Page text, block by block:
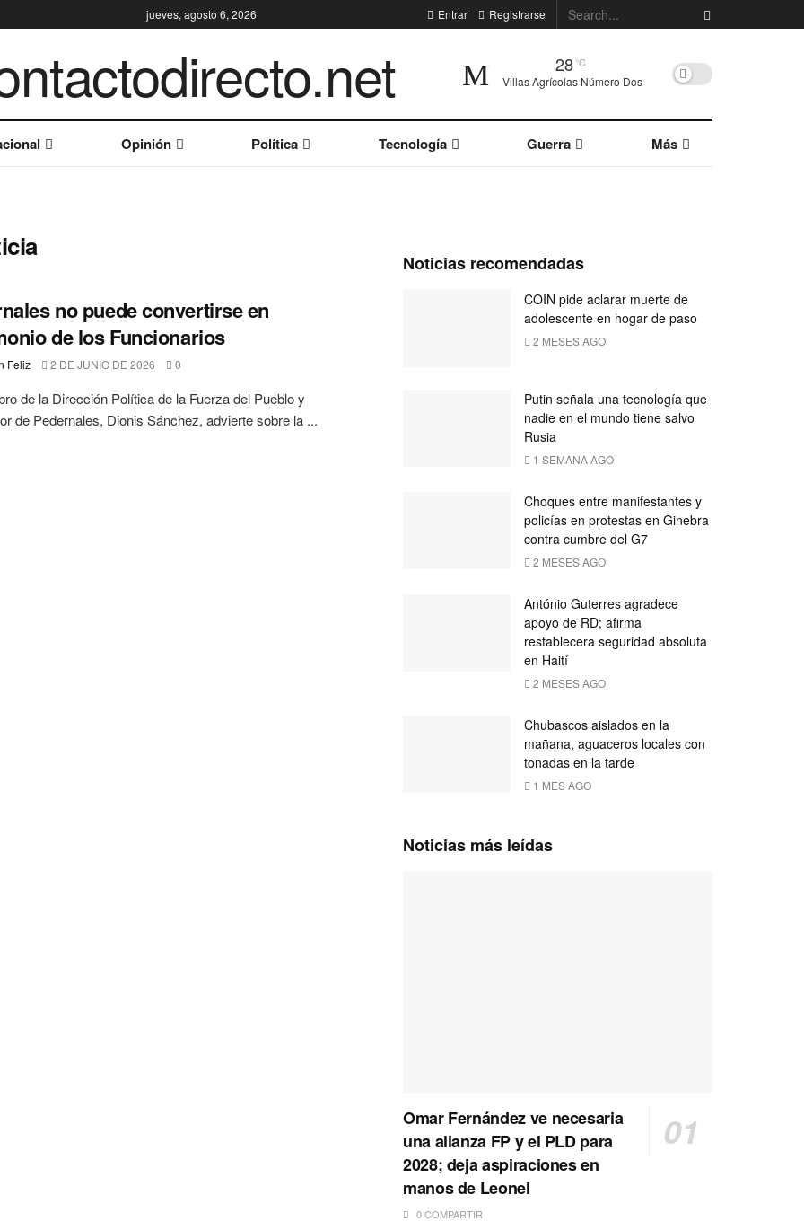
jueves, agosto 6, 2026 Entrar Registrarse
28°C
Villas Agrícolas Número Dos
Opinión Política Tecnología Guerra Más
no puede convertirse en
de los Funcionarios
Feliz 2 DE JUNIO DE 2026 0
de la Dirección Política de la Fuerza del Pueblo y
de Pedernales, Dionis Sánchez, advierte sobre la ...
Noticias recomendadas
COIN pide aclarar muerte de
adolescente en hogar de paso
2 MESES AGO
Putin señala una tecnología que
nadie en el mundo tiene salvo
Rusia
1 SEMANA AGO
Choques entre manifestantes y
policías en protestas en Ginebra
contra cumbre del G7
2 MESES AGO
António Guterres agradece
apoyo de RD; afirma
restablecera seguridad absoluta
en Haití
2 MESES AGO
Chubascos aislados en la
mañana, aguaceros locales con
tonadas en la tarde
1 MES AGO
Noticias más leídas
Omar Fernández ve necesaria
una alianza FP y el PLD para
2028; deja aspiraciones en
manos de Leonel
0 COMPARTIR